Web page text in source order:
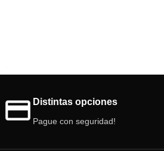
Distintas opciones
Pague con seguridad!